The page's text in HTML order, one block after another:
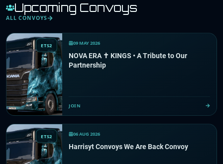
Upcoming Convoys
ALL CONVOYS
ETS2 09 MAY 2026
NOVA ERA ✝ KINGS • A Tribute to Our
Partnership
JOIN
ETS2 06 AUG 2026
Harrisyt Convoys We Are Back Convoy